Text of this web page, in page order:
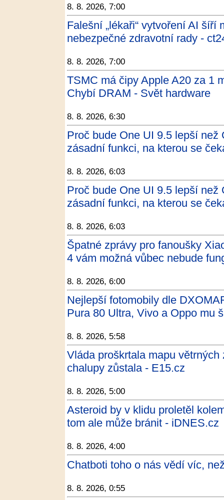
8. 8. 2026, 7:00
Falešní „lékaři“ vytvoření AI šíří
nebezpečné zdravotní rady -
8. 8. 2026, 7:00
TSMC má čipy Apple A20 za 1
Chybí DRAM - Svět hardware
8. 8. 2026, 6:30
Proč bude One UI 9.5 lepší než
zásadní funkci, na kterou se
8. 8. 2026, 6:03
Proč bude One UI 9.5 lepší než
zásadní funkci, na kterou se
8. 8. 2026, 6:03
Špatné zprávy pro fanoušky
4 vám možná vůbec nebude
8. 8. 2026, 6:00
Nejlepší fotomobily dle
Pura 80 Ultra, Vivo a Oppo mu
8. 8. 2026, 5:58
Vláda proškrtala mapu
chalupy zůstala - E15.cz
8. 8. 2026, 5:00
Asteroid by v klidu proletěl
tom ale může bránit - iDNES.cz
8. 8. 2026, 4:00
Chatboti toho o nás vědí víc,
8. 8. 2026, 0:55